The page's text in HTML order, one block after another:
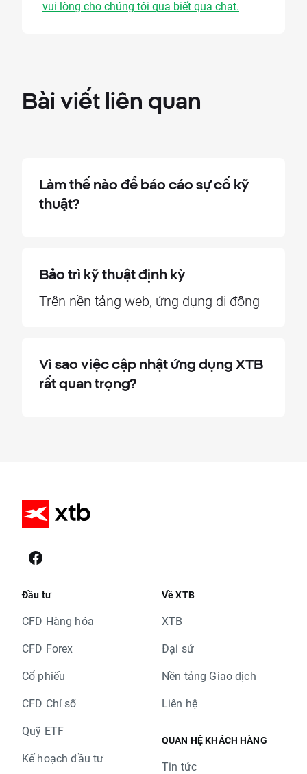
vui lòng cho chúng tôi qua biết qua chat.
Bài viết liên quan
Làm thế nào để báo cáo sự cố kỹ
thuật?
Bảo trì kỹ thuật định kỳ
Trên nền tảng web, ứng dụng di động
Vì sao việc cập nhật ứng dụng XTB
rất quan trọng?
Đầu tư
CFD Hàng hóa
CFD Forex
Cổ phiếu
CFD Chỉ số
Quỹ ETF
Kế hoạch đầu tư
Về XTB
XTB
Đại sứ
Nền tảng Giao dịch
Liên hệ
QUAN HỆ KHÁCH HÀNG
Tin tức